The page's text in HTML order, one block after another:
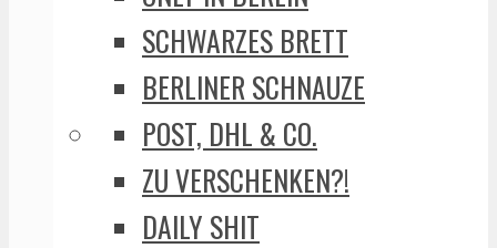
SCHWARZES BRETT
BERLINER SCHNAUZE
POST, DHL & CO.
ZU VERSCHENKEN?!
DAILY SHIT